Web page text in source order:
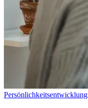
Persönlichkeitsentwicklung